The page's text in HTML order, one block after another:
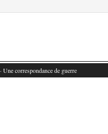
· Une correspondance de guerre